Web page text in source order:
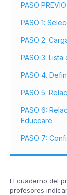
PASO
PASO 1:
PASO 2.
PASO 3:
PASO 4.
PASO 5:
PASO 6:
Educcare
PASO 7:
El cuaderno del
profesores